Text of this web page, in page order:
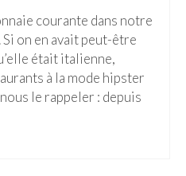
courante dans notre
on en avait peut-être
était italienne,
à la mode hipster
le rappeler : depuis